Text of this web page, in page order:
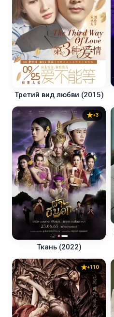
Третий вид любви (2015)
+3
Ткань (2022)
+110